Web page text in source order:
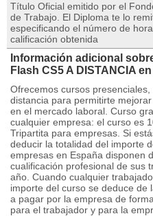
Título Oficial emitido por el
de Trabajo. El Diploma te lo
especificando el número de
calificación obtenida
Información adicional
Flash CS5 A DISTANCIA
Ofrecemos cursos
distancia para permitirte
en el mercado laboral. Curso
cualquier empresa: el curso es
Tripartita para empresas. Si
deducir la totalidad del importe
empresas en España disponen
cualificación profesional de sus
año. Cuando cualquier
importe del curso se deduce de
a pagar por la empresa de
para el trabajador y para la